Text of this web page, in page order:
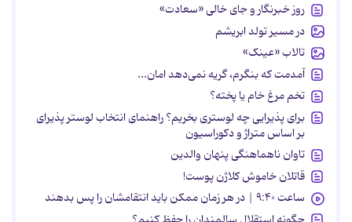
روز خبرنگار و جای خالی «سعادت»
در مسیر تولد ابریشم
تالاب «عینک»
آمدمت که بنگرم، گریه نمی‌دهد امان...
تخم مرغ خام یا پخته؟
برای پذیرایی چه لوستری بخریم؟ راهنمای انتخاب لوستر پذیرای
بر اساس متراژ و دکوراسیون
تاوان ناهماهنگی پنهان والدین
قاتلان خاموش کلاژن پوست!
ساعت ۹:۴۰ | در هر زمان ممکن باید انتقامشان را پس بدهند